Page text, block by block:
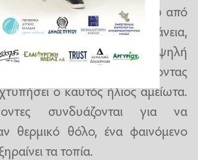
πίεσης κολλάει πάνω από
αέρα προς την επιφάνεια,
τον αέρα. Η υψηλή
σύννεφα μακριά, καθαρίζοντας
ο καυτός ήλιος αμείωτα.
συνδυάζονται για να
θερμικό θόλο, ένα φαινόμενο
τα τοπία.